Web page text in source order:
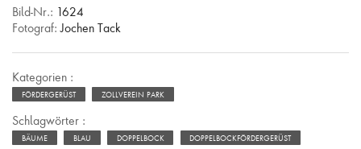
Bild-Nr.: 1624
Fotograf: Jochen Tack
Kategorien :
FÖRDERGERÜST ZOLLVEREIN PARK
Schlagwörter :
BÄUME BLAU DOPPELBOCK DOPPELBOCKFÖRDERGERÜST